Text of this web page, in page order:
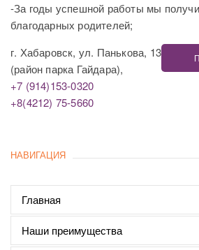
-За годы успешной работы мы
благодарных родителей;
г. Хабаровск, ул. Панькова, 13
(район парка Гайдара),
+7 (914)153-0320
+8(4212) 75-5660
НАВИГАЦИЯ
Главная
Наши преимущества